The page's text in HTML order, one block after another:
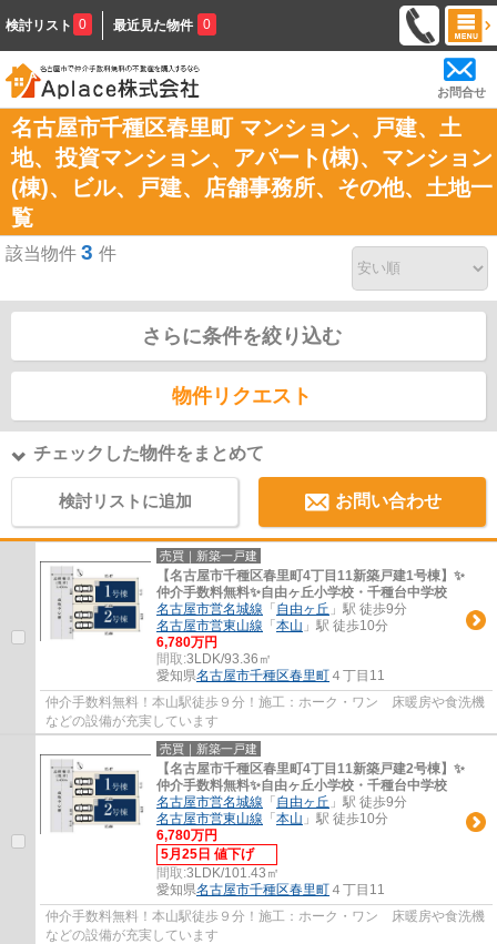
検討リスト 0 最近見た物件 0
お問合せ
名古屋市千種区春里町 マンション、戸建、土
地、投資マンション、アパート(棟)、マンション
(棟)、ビル、戸建、店舗事務所、その他、土地一
覧
該当物件 3 件
さらに条件を絞り込む
物件リクエスト
チェックした物件をまとめて
検討リストに追加 お問い合わせ
売買｜新築一戸建
【名古屋市千種区春里町4丁目11新築戸建1号棟】✨️
仲介手数料無料✨️自由ヶ丘小学校・千種台中学校
名古屋市営名城線 「 自由ヶ丘 」駅 徒歩9分
名古屋市営東山線 「 本山 」駅 徒歩10分
6,780万円
間取:3LDK/93.36㎡
愛知県名古屋市千種区春里町 ４丁目11
仲介手数料無料！本山駅徒歩９分！施工：ホーク・ワン 床暖房や食洗機
などの設備が充実しています
売買｜新築一戸建
【名古屋市千種区春里町4丁目11新築戸建2号棟】✨️
仲介手数料無料✨️自由ヶ丘小学校・千種台中学校
名古屋市営名城線 「 自由ヶ丘 」駅 徒歩9分
名古屋市営東山線 「 本山 」駅 徒歩10分
6,780万円
5月25日 値下げ
間取:3LDK/101.43㎡
愛知県名古屋市千種区春里町 ４丁目11
仲介手数料無料！本山駅徒歩９分！施工：ホーク・ワン 床暖房や食洗機
などの設備が充実しています